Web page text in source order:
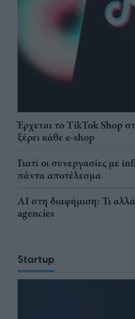
Έρχεται το TikTok Shop
ξέρει κάθε e-shop
Γιατί οι συνεργασίες με
πάντα αποτέλεσμα
AI στη διαφήμιση: Τι
agencies
Startup